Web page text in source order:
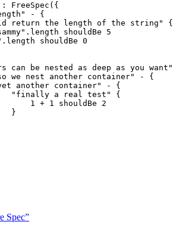
: FreeSpec({
-
{
return the length of the string"
{
.length shouldBe 5
.length shouldBe 0
can be nested as deep as you want"
we nest another container"
-
{
another container"
-
{
"finally a real test"
{
1 + 1 shouldBe 2
}
Spec”